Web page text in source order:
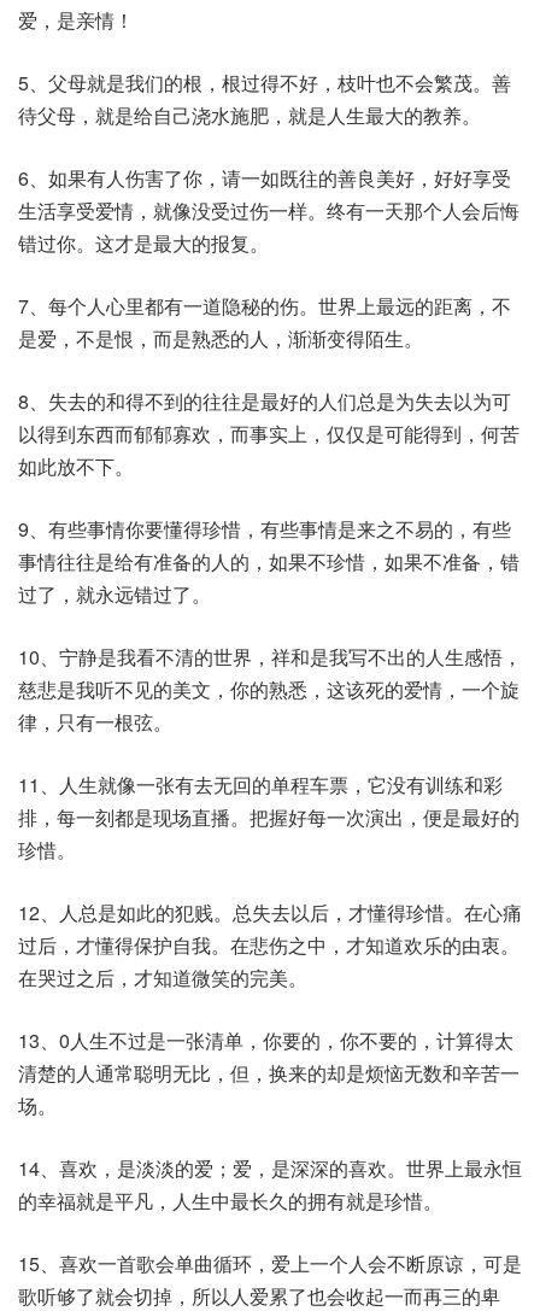
爱，是亲情！
5、父母就是我们的根，根过得不好，枝叶也不会繁茂。善
待父母，就是给自己浇水施肥，就是人生最大的教养。
6、如果有人伤害了你，请一如既往的善良美好，好好享受
生活享受爱情，就像没受过伤一样。终有一天那个人会后悔
错过你。这才是最大的报复。
7、每个人心里都有一道隐秘的伤。世界上最远的距离，不
是爱，不是恨，而是熟悉的人，渐渐变得陌生。
8、失去的和得不到的往往是最好的人们总是为失去以为可
以得到东西而郁郁寡欢，而事实上，仅仅是可能得到，何苦
如此放不下。
9、有些事情你要懂得珍惜，有些事情是来之不易的，有些
事情往往是给有准备的人的，如果不珍惜，如果不准备，错
过了，就永远错过了。
10、宁静是我看不清的世界，祥和是我写不出的人生感悟，
慈悲是我听不见的美文，你的熟悉，这该死的爱情，一个旋
律，只有一根弦。
11、人生就像一张有去无回的单程车票，它没有训练和彩
排，每一刻都是现场直播。把握好每一次演出，便是最好的
珍惜。
12、人总是如此的犯贱。总失去以后，才懂得珍惜。在心痛
过后，才懂得保护自我。在悲伤之中，才知道欢乐的由衷。
在哭过之后，才知道微笑的完美。
13、0人生不过是一张清单，你要的，你不要的，计算得太
清楚的人通常聪明无比，但，换来的却是烦恼无数和辛苦一
场。
14、喜欢，是淡淡的爱；爱，是深深的喜欢。世界上最永恒
的幸福就是平凡，人生中最长久的拥有就是珍惜。
15、喜欢一首歌会单曲循环，爱上一个人会不断原谅，可是
歌听够了就会切掉，所以人爱累了也会收起一而再三的卑